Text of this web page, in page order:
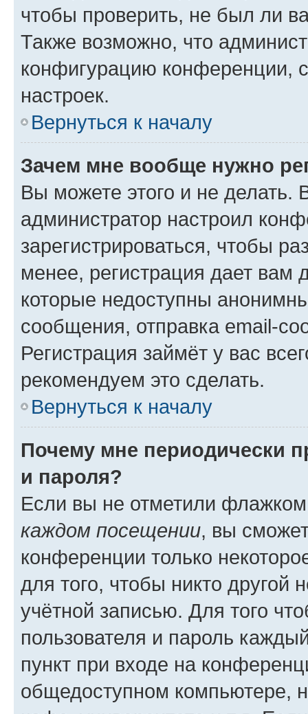
чтобы проверить, не был ли
Также возможно, что
конфигурацию конференции,
настроек.
Вернуться к началу
Зачем мне вообще нужно
Вы можете этого и не делать.
администратор настроил
зарегистрироваться, чтобы
менее, регистрация дает вам
которые недоступны
сообщения, отправка email-
Регистрация займёт у вас
рекомендуем это сделать.
Вернуться к началу
Почему мне периодически
и пароля?
Если вы не отметили
каждом посещении, вы
конференции только
для того, чтобы никто другой
учётной записью. Для того
пользователя и пароль
пункт при входе на
общедоступном компьютере,